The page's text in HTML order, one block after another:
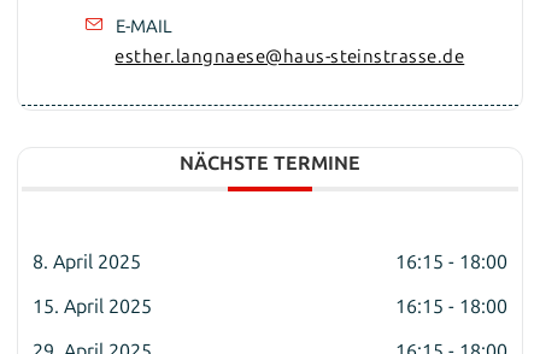
E-MAIL
esther.langnaese@haus-steinstrasse.de
NÄCHSTE TERMINE
8. April 2025
16:15 - 18:00
15. April 2025
16:15 - 18:00